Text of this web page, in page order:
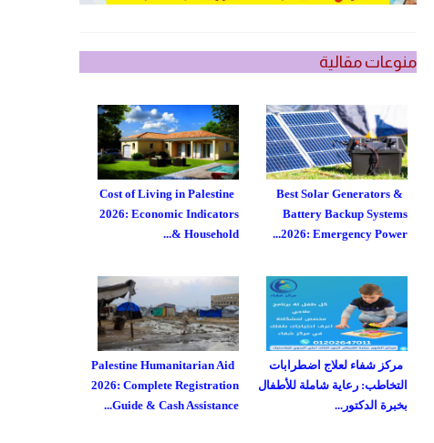
منوعات مقالية
Cost of Living in Palestine
2026: Economic Indicators
& Household...
Best Solar Generators &
Battery Backup Systems
2026: Emergency Power...
Palestine Humanitarian Aid
2026: Complete Registration
Guide & Cash Assistance...
مركز شفاء لعلاج اضطرابات
التخاطب: رعاية شاملة للأطفال
بخبرة الدكتور...